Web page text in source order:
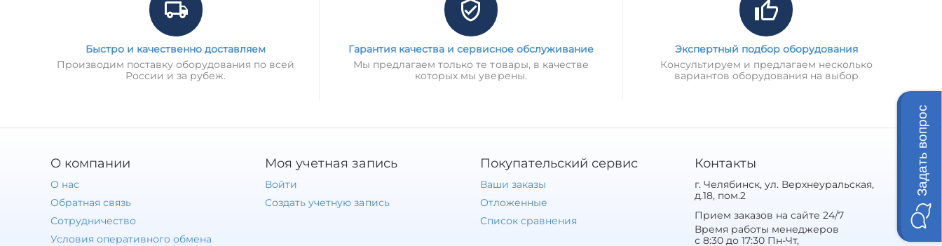
Быстро и качественно доставляем
Производим поставку оборудования по всей
России и за рубеж.
Гарантия качества и сервисное обслуживание
Мы предлагаем только те товары, в качестве
которых мы уверены.
Экспертный подбор оборудования
Консультируем и предлагаем несколько
вариантов оборудования на выбор
О компании
О нас
Обратная связь
Сотрудничество
Условия оперативного обмена
Моя учетная запись
Войти
Создать учетную запись
Покупательский сервис
Ваши заказы
Отложенные
Список сравнения
Контакты
г. Челябинск, ул. Верхнеуральская,
д.18, пом.2
Прием заказов на сайте 24/7
Время работы менеджеров
с 8:30 до 17:30 Пн-Чт,
Задать вопрос